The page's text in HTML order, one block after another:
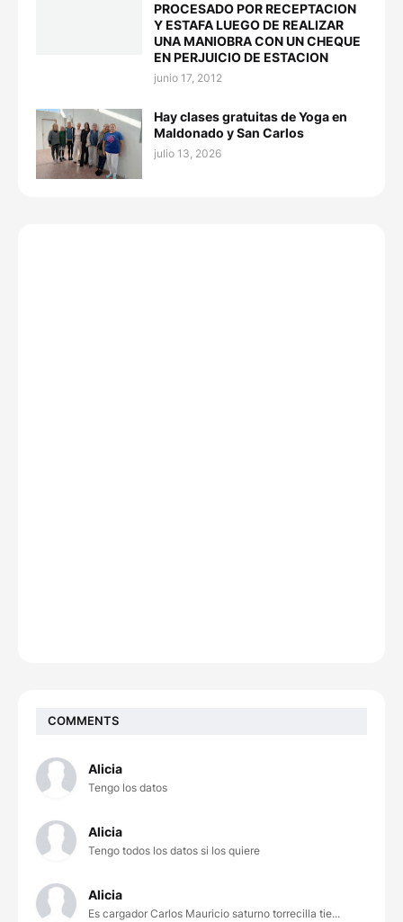
PROCESADO POR RECEPTACION
Y ESTAFA LUEGO DE REALIZAR
UNA MANIOBRA CON UN CHEQUE
EN PERJUICIO DE ESTACION
junio 17, 2012
Hay clases gratuitas de Yoga en
Maldonado y San Carlos
julio 13, 2026
COMMENTS
Alicia
Tengo los datos
Alicia
Tengo todos los datos si los quiere
Alicia
Es cargador Carlos Mauricio saturno torrecilla tie...